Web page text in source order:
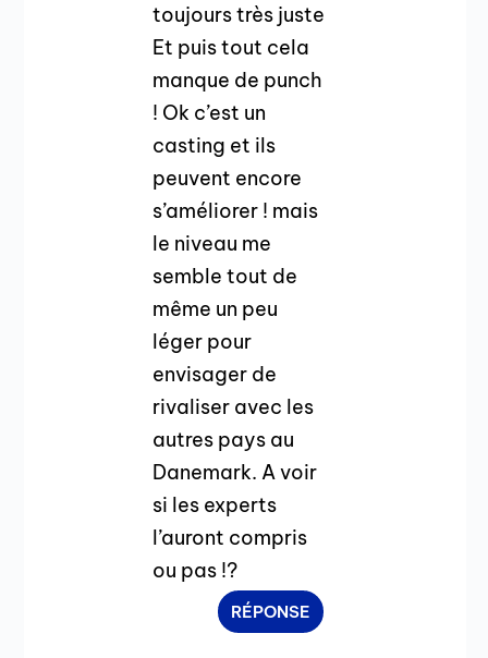
toujours très juste
Et puis tout cela
manque de punch
! Ok c’est un
casting et ils
peuvent encore
s’améliorer ! mais
le niveau me
semble tout de
même un peu
léger pour
envisager de
rivaliser avec les
autres pays au
Danemark. A voir
si les experts
l’auront compris
ou pas !?
RÉPONSE